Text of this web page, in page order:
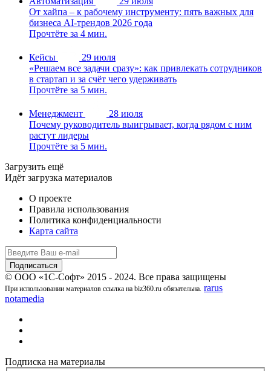
От хайпа – к рабочему инструменту: пять важных для
бизнеса AI-трендов 2026 года
Прочтёте за 4 мин.
Кейсы
29 июля
«Решаем все задачи сразу»: как привлекать сотрудников
в стартап и за счёт чего удерживать
Прочтёте за 5 мин.
Менеджмент
28 июля
Почему руководитель выигрывает, когда рядом с ним
растут лидеры
Прочтёте за 5 мин.
Загрузить ещё
Идёт загрузка материалов
О проекте
Правила использования
Политика конфиденциальности
Карта сайта
© ООО «1С-Софт» 2015 - 2024. Все права защищены
При использовании материалов ссылка на biz360.ru обязательна. rarus
notamedia
Подписка на материалы